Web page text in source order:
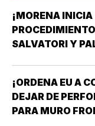
¡MORENA INICIA
SALVATORI Y
¡ORDENA EU A
DEJAR DE
PARA MURO